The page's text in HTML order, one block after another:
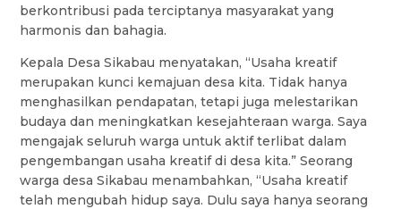
berkontribusi pada terciptanya masyarakat yang
harmonis dan bahagia.
Kepala Desa Sikabau menyatakan, “Usaha kreatif
merupakan kunci kemajuan desa kita. Tidak hanya
menghasilkan pendapatan, tetapi juga melestarikan
budaya dan meningkatkan kesejahteraan warga. Saya
mengajak seluruh warga untuk aktif terlibat dalam
pengembangan usaha kreatif di desa kita.” Seorang
warga desa Sikabau menambahkan, “Usaha kreatif
telah mengubah hidup saya. Dulu saya hanya seorang